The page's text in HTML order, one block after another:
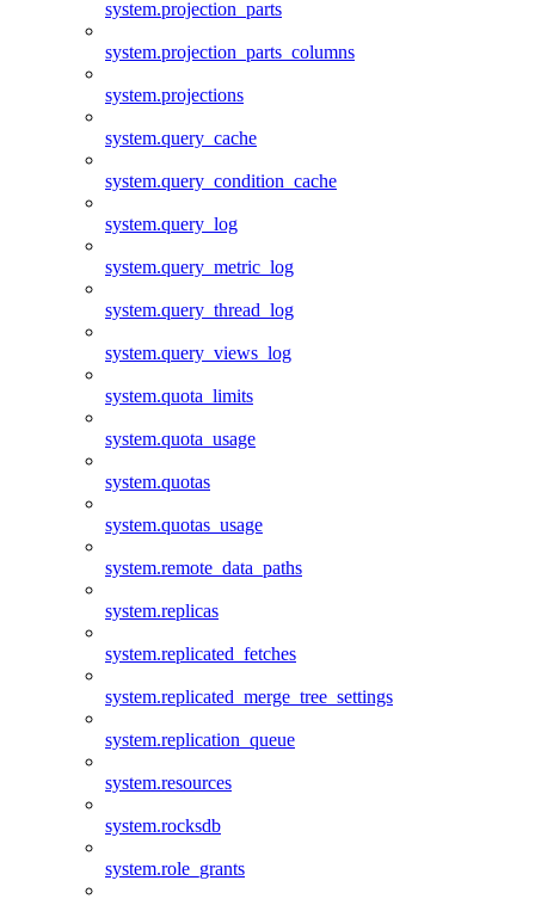
system.projection_parts
system.projection_parts_columns
system.projections
system.query_cache
system.query_condition_cache
system.query_log
system.query_metric_log
system.query_thread_log
system.query_views_log
system.quota_limits
system.quota_usage
system.quotas
system.quotas_usage
system.remote_data_paths
system.replicas
system.replicated_fetches
system.replicated_merge_tree_settings
system.replication_queue
system.resources
system.rocksdb
system.role_grants